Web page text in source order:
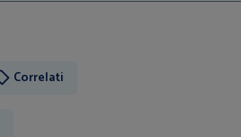
Correlati